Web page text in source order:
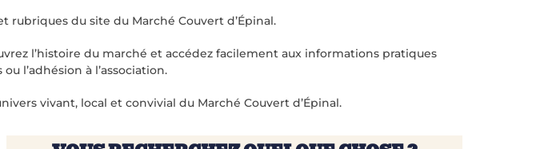
rubriques du site du Marché Couvert d’Épinal.
l’histoire du marché et accédez facilement aux informations pratiques
l’adhésion à l’association.
vivant, local et convivial du Marché Couvert d’Épinal.